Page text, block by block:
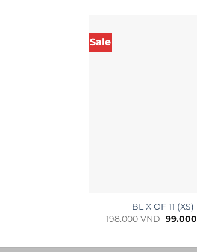
Sale
BL X OF 11 (XS)
198.000VND Giá
99.000